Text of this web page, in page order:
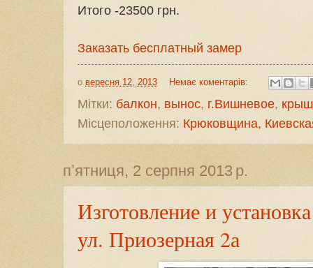
Итого -23500 грн.
Заказать бесплатный замер
о вересня 12, 2013 Немає коментарів:
Мітки: балкон, вынос, г.Вишневое,
Місцеположення: Крюковщина,
пʼятниця, 2 серпня 2013 р.
Изготовление и
ул. Приозерная 2а